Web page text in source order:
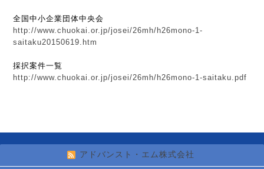
全国中小企業団体中央会
http://www.chuokai.or.jp/josei/26mh/h26mono-1-
saitaku20150619.htm
採択案件一覧
http://www.chuokai.or.jp/josei/26mh/h26mono-1-saitaku.pdf
アドバンスト・エム株式会社